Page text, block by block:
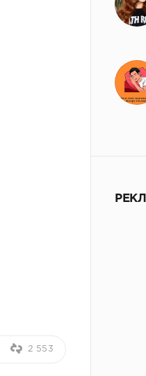
2 553